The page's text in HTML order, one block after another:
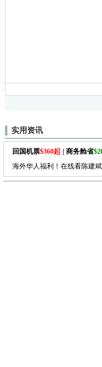
实用资讯
回国机票$360起 | 商务舱省
海外华人福利！在线看陈建